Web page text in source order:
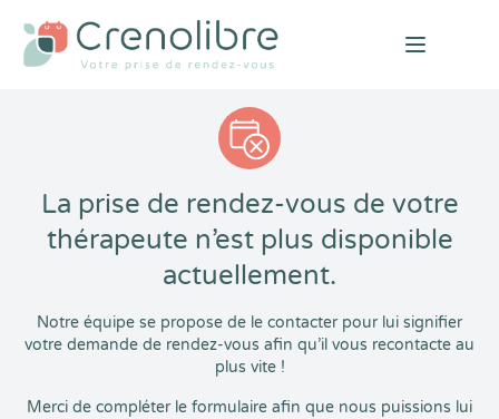
Open
La prise de rendez-vous de votre
thérapeute n’est plus disponible
actuellement.
Notre équipe se propose de le contacter pour lui signifier
votre demande de rendez-vous afin qu’il vous recontacte au
plus vite !
Merci de compléter le formulaire afin que nous puissions lui